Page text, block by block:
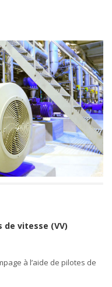
vitesse (VV)
à l’aide de pilotes de